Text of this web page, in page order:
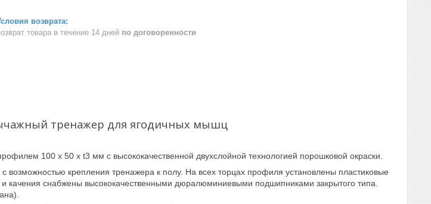
товара в течение 14 дней по договоренности
тренажер для ягодичных мышц
100 x 50 x t3 мм с высококачественной двухслойной технологией порошковой окраски.
возможностью крепления тренажера к полу. На всех торцах профиля установлены пластиковые
качения снабжены высококачественными дюралюминиевыми подшипниками закрытого типа.